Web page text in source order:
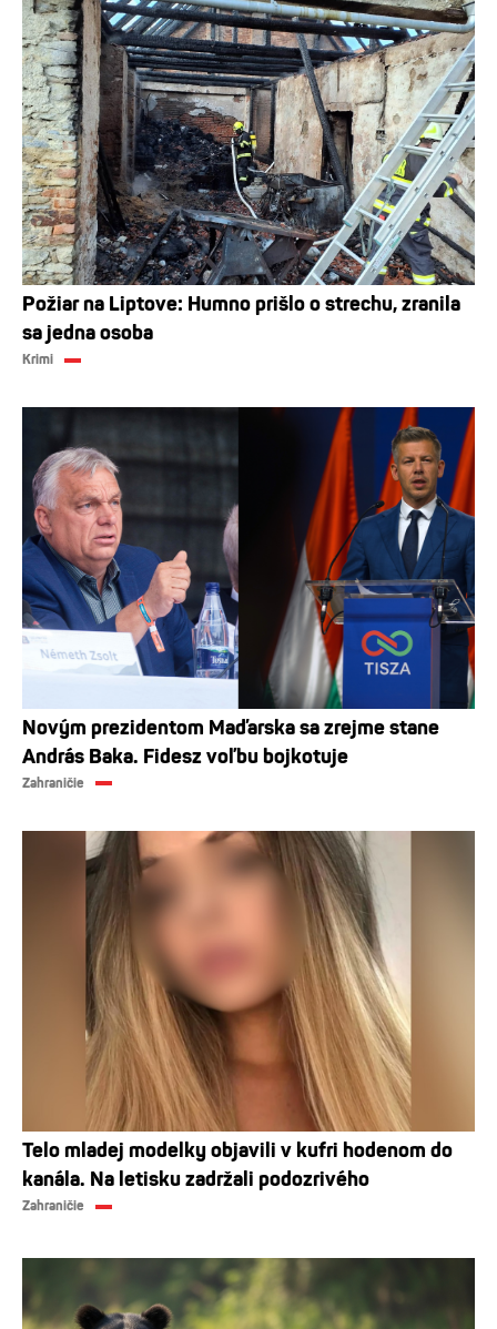
Požiar na Liptove: Humno prišlo o strechu, zranila
sa jedna osoba
Krimi
Novým prezidentom Maďarska sa zrejme stane
András Baka. Fidesz voľbu bojkotuje
Zahraničie
Telo mladej modelky objavili v kufri hodenom do
kanála. Na letisku zadržali podozrivého
Zahraničie